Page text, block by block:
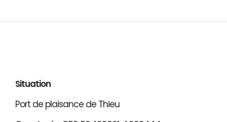
Situation
Port de plaisance de Thieu